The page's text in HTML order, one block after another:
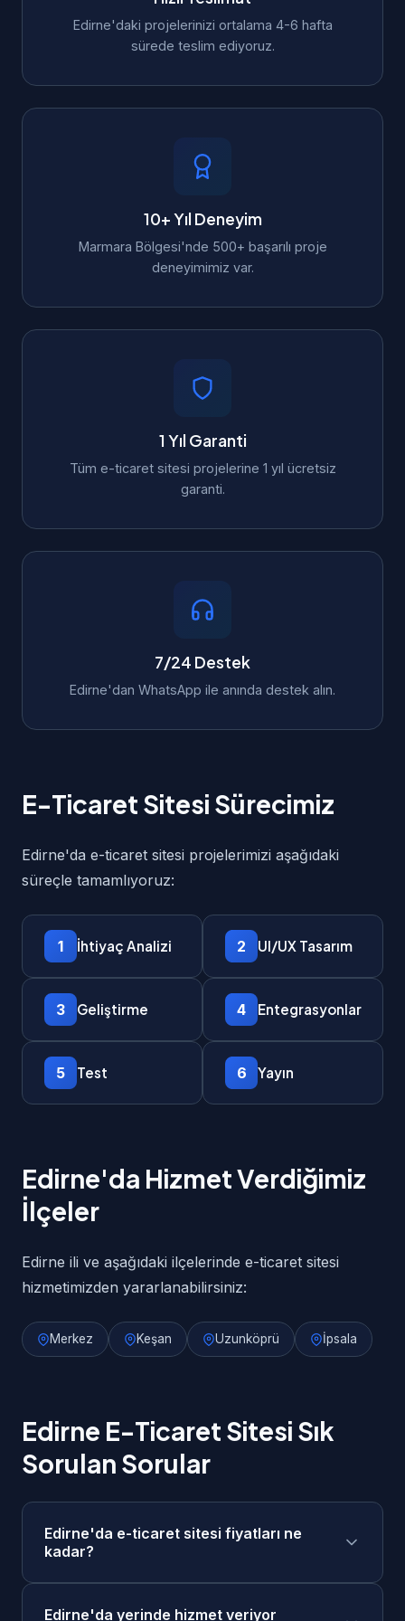
Edirne'daki projelerinizi ortalama 4-6 hafta
sürede teslim ediyoruz.
10+ Yıl Deneyim
Marmara Bölgesi'nde 500+ başarılı proje
deneyimimiz var.
1 Yıl Garanti
Tüm e-ticaret sitesi projelerine 1 yıl ücretsiz
garanti.
7/24 Destek
Edirne'dan WhatsApp ile anında destek alın.
E-Ticaret Sitesi Sürecimiz
Edirne'da e-ticaret sitesi projelerimizi aşağıdaki
süreçle tamamlıyoruz:
1 İhtiyaç Analizi 2 UI/UX Tasarım
3 Geliştirme 4 Entegrasyonlar
5 Test 6 Yayın
Edirne'da Hizmet Verdiğimiz
İlçeler
Edirne ili ve aşağıdaki ilçelerinde e-ticaret sitesi
hizmetimizden yararlanabilirsiniz:
Merkez Keşan Uzunköprü İpsala
Edirne E-Ticaret Sitesi Sık
Sorulan Sorular
Edirne'da e-ticaret sitesi fiyatları ne
kadar?
Edirne'da yerinde hizmet veriyor